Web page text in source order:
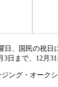
日、国民の祝日
3日まで、12月31
ング・オーク